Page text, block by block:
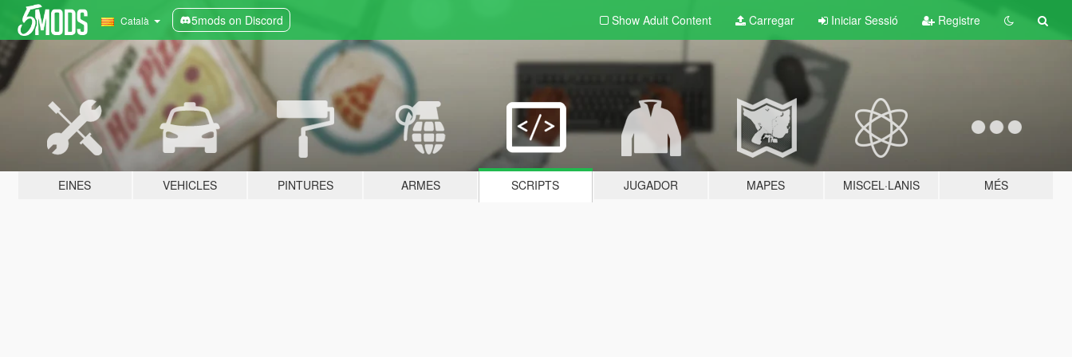
Català 5mods on Discord Show Adult Content Carregar Iniciar Sessió Registre
EINES VEHICLES PINTURES ARMES SCRIPTS JUGADOR MAPES MISCEL·LANIS MÉS